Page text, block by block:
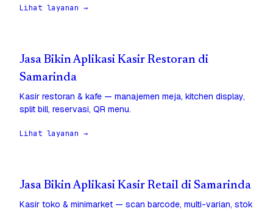
Lihat layanan →
Jasa Bikin Aplikasi Kasir Restoran di
Samarinda
Kasir restoran & kafe — manajemen meja, kitchen display,
split bill, reservasi, QR menu.
Lihat layanan →
Jasa Bikin Aplikasi Kasir Retail di Samarinda
Kasir toko & minimarket — scan barcode, multi-varian, stok